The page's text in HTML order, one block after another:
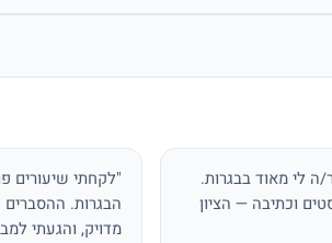
ה לי מאוד בבגרות.
וכתיבה — הציון
"לקחתי שיעורים
הבגרות. ההסברים
מדויק, והגעתי